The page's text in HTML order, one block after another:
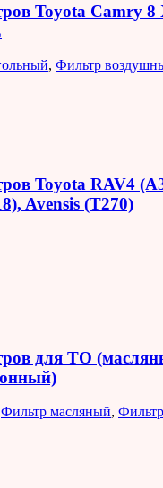
Toyota Camry 8
, Фильтр
Toyota RAV4
Avensis (T270)
для ТО
Фильтр масляный,